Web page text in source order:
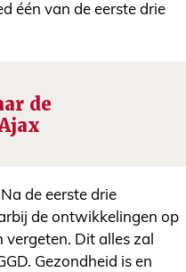
één van de eerste drie
de
de eerste drie
de ontwikkelingen op
Dit alles zal
Gezondheid is en